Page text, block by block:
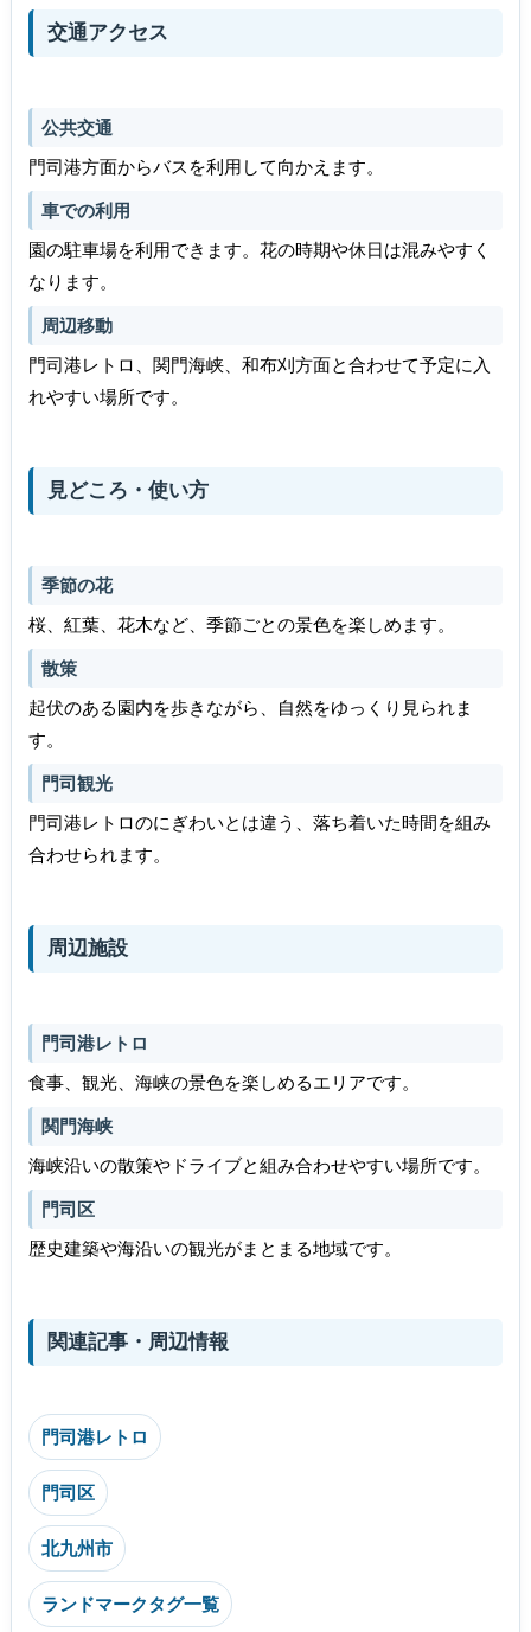
交通アクセス
公共交通
門司港方面からバスを利用して向かえます。
車での利用
園の駐車場を利用できます。花の時期や休日は混みやすく
なります。
周辺移動
門司港レトロ、関門海峡、和布刈方面と合わせて予定に入
れやすい場所です。
見どころ・使い方
季節の花
桜、紅葉、花木など、季節ごとの景色を楽しめます。
散策
起伏のある園内を歩きながら、自然をゆっくり見られま
す。
門司観光
門司港レトロのにぎわいとは違う、落ち着いた時間を組み
合わせられます。
周辺施設
門司港レトロ
食事、観光、海峡の景色を楽しめるエリアです。
関門海峡
海峡沿いの散策やドライブと組み合わせやすい場所です。
門司区
歴史建築や海沿いの観光がまとまる地域です。
関連記事・周辺情報
門司港レトロ
門司区
北九州市
ランドマークタグ一覧